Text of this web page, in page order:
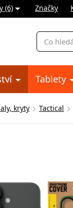
(6) Značky
Vyhledávání
Tablety
kryty Tactical